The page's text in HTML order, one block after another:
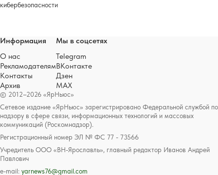
кибербезопасности
© 2012–2026 «ЯрНьюс»
Сетевое издание «ЯрНьюс» зарегистрировано Федеральной службой по
надзору в сфере связи, информационных технологий и массовых
коммуникаций (Роскомнадзор).
Регистрационный номер ЭЛ № ФС 77 - 73566
Учредитель ООО «ВН-Ярославль», главный редактор Иванов Андрей
Павлович
e-mail: yarnews76@gmail.com
Информация
О нас
Рекламодателям
Контакты
Архив
Мы в соцсетях
Telegram
ВКонтакте
Дзен
MAX